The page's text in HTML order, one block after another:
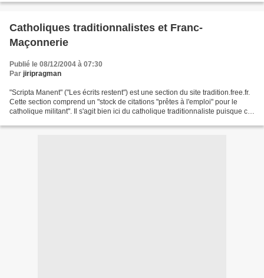
Catholiques traditionnalistes et Franc-
Maçonnerie
Publié le 08/12/2004 à 07:30
Par jiripragman
"Scripta Manent" ("Les écrits restent") est une section du site tradition.free.fr.
Cette section comprend un "stock de citations "prêtes à l'emploi" pour le
catholique militant". Il s'agit bien ici du catholique traditionnaliste puisque ce